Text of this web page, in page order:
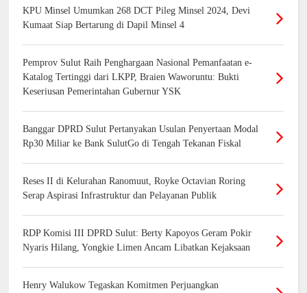
KPU Minsel Umumkan 268 DCT Pileg Minsel 2024, Devi
Kumaat Siap Bertarung di Dapil Minsel 4
Pemprov Sulut Raih Penghargaan Nasional Pemanfaatan e-
Katalog Tertinggi dari LKPP, Braien Waworuntu: Bukti
Keseriusan Pemerintahan Gubernur YSK
Banggar DPRD Sulut Pertanyakan Usulan Penyertaan Modal
Rp30 Miliar ke Bank SulutGo di Tengah Tekanan Fiskal
Reses II di Kelurahan Ranomuut, Royke Octavian Roring
Serap Aspirasi Infrastruktur dan Pelayanan Publik
RDP Komisi III DPRD Sulut: Berty Kapoyos Geram Pokir
Nyaris Hilang, Yongkie Limen Ancam Libatkan Kejaksaan
Henry Walukow Tegaskan Komitmen Perjuangkan